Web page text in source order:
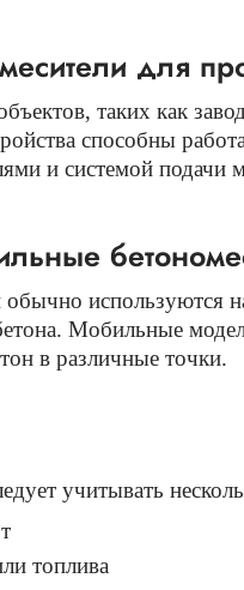
для
таких как
способны
и системой подачи
используются
Мобильные
в различные точки.
учитывать
топлива